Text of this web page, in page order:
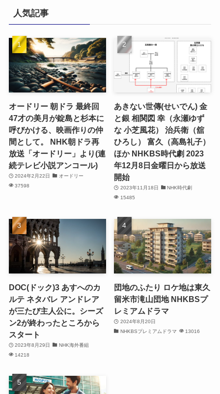
人気記事
オードリー 朝ドラ 最終回
47才の美月が錠島と杉本に
呼びかける、映画作りの仲
間として。 NHK朝ドラ再
放送「オードリー」より(連
続テレビ小説アンコール)
2024年2月22日
オードリー
37598
あきない世傳(せいでん) 金
と銀 相関図 幸（永瀬ゆず
な 小芝風花） 治兵衛（舘
ひろし） 富久（高島礼子）
ほか NHKBS時代劇 2023
年12月8日金曜日から放送
開始
2023年11月18日
NHK時代劇
15485
DOC(ドック)3 あすへのカ
ルテ ネタバレ アンドレア
が三たび主人公に。シーズ
ン2が終わったところから
スタート
2023年8月29日
NHK海外番組
14218
団地のふたり ロケ地は東久
留米市滝山団地 NHKBSプ
レミアムドラマ
2024年8月20日
NHKBSプレミアムドラマ
13016